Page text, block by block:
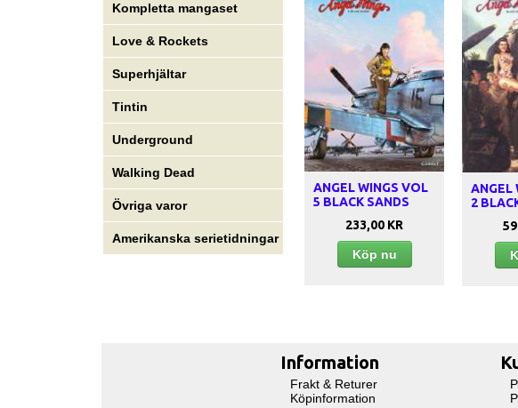
Kompletta mangaset
Love & Rockets
Superhjältar
Tintin
Underground
Walking Dead
Övriga varor
Amerikanska serietidningar
ANGEL WINGS VOL
5 BLACK SANDS
233,00 KR
Köp nu
ANGEL
2
Information
Frakt & Returer
Köpinformation